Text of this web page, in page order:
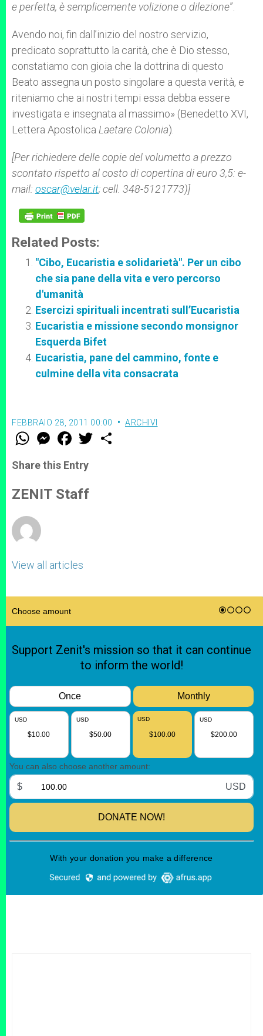
e perfetta, è semplicemente volizione o dilezione”.
Avendo noi, fin dall’inizio del nostro servizio,
predicato soprattutto la carità, che è Dio stesso,
constatiamo con gioia che la dottrina di questo
Beato assegna un posto singolare a questa verità, e
riteniamo che ai nostri tempi essa debba essere
investigata e insegnata al massimo» (Benedetto XVI,
Lettera Apostolica Laetare Colonia).
[Per richiedere delle copie del volumetto a prezzo
scontato rispetto al costo di copertina di euro 3,5: e-
mail: oscar@velar.it; cell. 348-5121773)]
Related Posts:
"Cibo, Eucaristia e solidarietà". Per un cibo
che sia pane della vita e vero percorso
d'umanità
Esercizi spirituali incentrati sull’Eucaristia
Eucaristia e missione secondo monsignor
Esquerda Bifet
Eucaristia, pane del cammino, fonte e
culmine della vita consacrata
FEBBRAIO 28, 2011 00:00 ARCHIVI
W
t
s
p
p
M
e
s
e
g
e
F
a
e
b
o
k
w
Share this Entry
ZENIT Staff
View all articles